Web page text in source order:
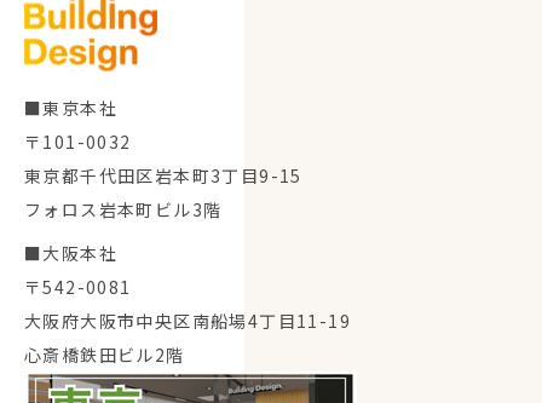
■東京本社
〒101-0032
東京都千代田区岩本町3丁目9-15
フォロス岩本町ビル3階
■大阪本社
〒542-0081
大阪府大阪市中央区南船場4丁目11-19
心斎橋鉄田ビル2階